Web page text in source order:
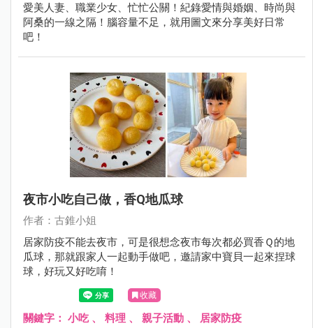
愛美人妻、職業少女、忙忙公關！紀錄愛情與婚姻、時尚與
阿桑的一線之隔！腦容量不足，就用圖文來分享美好日常
吧！
夜市小吃自己做，香Q地瓜球
作者：古錐小姐
居家防疫不能去夜市，可是很想念夜市每次都必買香Ｑ的地
瓜球，那就跟家人一起動手做吧，邀請家中寶貝一起來捏球
球，好玩又好吃唷！
收藏
關鍵字： 小吃、 料理 、 親子活動 、 居家防疫